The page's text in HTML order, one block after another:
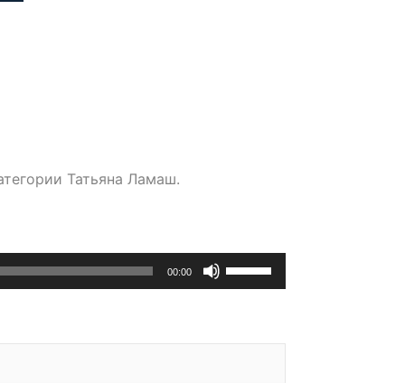
Татьяна Ламаш.
00:00
Используйте
клавиши
вниз,